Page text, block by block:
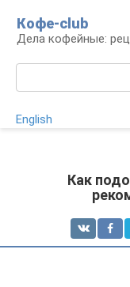
контенту
Кофе-club
Дела кофейные:
English
Как